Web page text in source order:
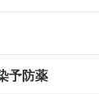
予防薬